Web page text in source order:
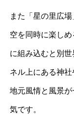
また「星の里広
空を同時に楽し
に組み込むと別
ネル上にある神社
地元風情と風景
気です。